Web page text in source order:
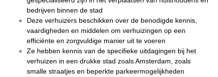
bedrijven binnen de stad
Deze verhuizers beschikken over de benodigde kennis,
vaardigheden en middelen om verhuizingen op een
efficiënte en zorgvuldige manier uit te voeren
Ze hebben kennis van de specifieke uitdagingen bij het
verhuizen in een drukke stad zoals Amsterdam, zoals
smalle straatjes en beperkte parkeermogelijkheden